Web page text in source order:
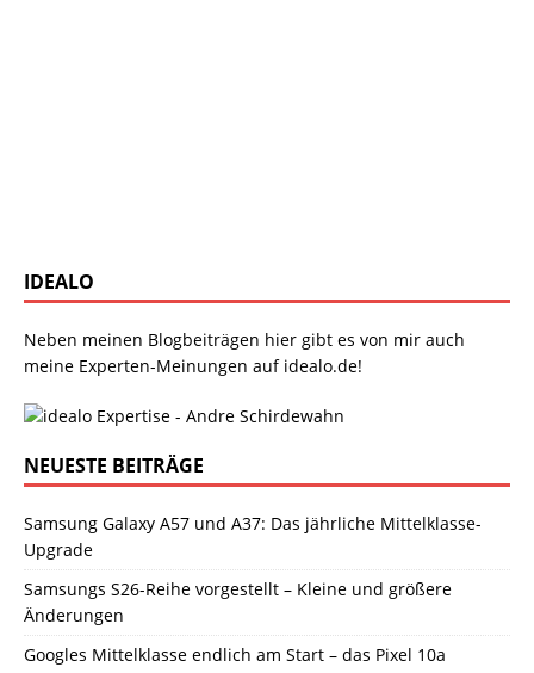
IDEALO
Neben meinen Blogbeiträgen hier gibt es von mir auch
meine Experten-Meinungen auf idealo.de!
NEUESTE BEITRÄGE
Samsung Galaxy A57 und A37: Das jährliche Mittelklasse-
Upgrade
Samsungs S26-Reihe vorgestellt – Kleine und größere
Änderungen
Googles Mittelklasse endlich am Start – das Pixel 10a